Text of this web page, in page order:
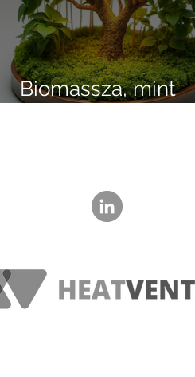
Biomassza, mint